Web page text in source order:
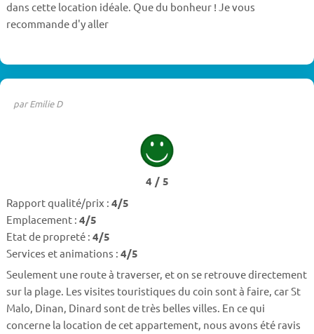
dans cette location idéale. Que du bonheur ! Je vous
recommande d'y aller
par Emilie D
4 / 5
Rapport qualité/prix : 4/5
Emplacement : 4/5
Etat de propreté : 4/5
Services et animations : 4/5
Seulement une route à traverser, et on se retrouve directement
sur la plage. Les visites touristiques du coin sont à faire, car St
Malo, Dinan, Dinard sont de très belles villes. En ce qui
concerne la location de cet appartement, nous avons été ravis